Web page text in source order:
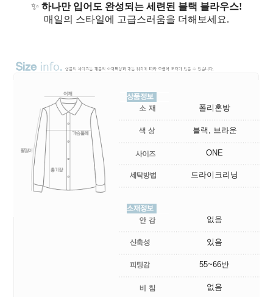
✨ 하나만 입어도 완성되는 세련된 블랙 블라우스!
매일의 스타일에 고급스러움을 더해보세요.
폴리혼방
블랙, 브라운
ONE
드라이크리닝
없음
있음
55~66반
없음